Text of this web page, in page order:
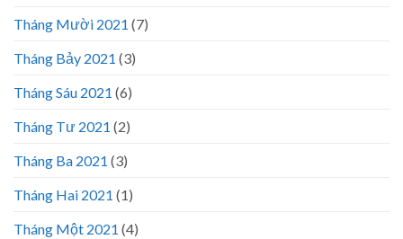
Tháng Mười 2021 (7)
Tháng Bảy 2021 (3)
Tháng Sáu 2021 (6)
Tháng Tư 2021 (2)
Tháng Ba 2021 (3)
Tháng Hai 2021 (1)
Tháng Một 2021 (4)